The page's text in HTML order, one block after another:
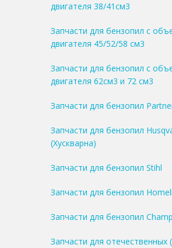
двигателя 38/41см3
Запчасти для бензопил с
двигателя 45/52/58 см3
Запчасти для бензопил с
двигателя 62см3 и 72 см3
Запчасти для бензопил
Запчасти для бензопил
(Хускварна)
Запчасти для бензопил Stihl
Запчасти для бензопил
Запчасти для бензопил
Запчасти для отечественных